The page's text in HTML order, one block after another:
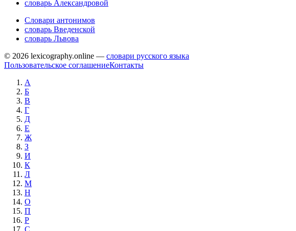
словарь Александровой
Словари антонимов
словарь Введенской
словарь Львова
© 2026 lexicography.online — словари русского языка
Пользовательское соглашениеКонтакты
А
Б
В
Г
Д
Е
Ж
З
И
К
Л
М
Н
О
П
Р
С